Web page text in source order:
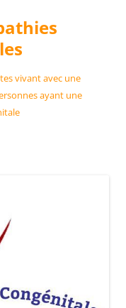
vivant avec une
ayant une